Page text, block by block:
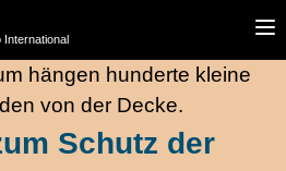
International
Schutz der